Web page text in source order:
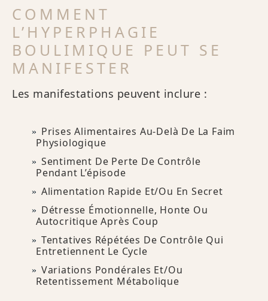
COMMENT
L’HYPERPHAGIE
BOULIMIQUE PEUT SE
MANIFESTER
Les manifestations peuvent inclure :
Prises Alimentaires Au-Delà De La Faim
Physiologique
Sentiment De Perte De Contrôle
Pendant L’épisode
Alimentation Rapide Et/ou En Secret
Détresse Émotionnelle, Honte Ou
Autocritique Après Coup
Tentatives Répétées De Contrôle Qui
Entretiennent Le Cycle
Variations Pondérales Et/ou
Retentissement Métabolique